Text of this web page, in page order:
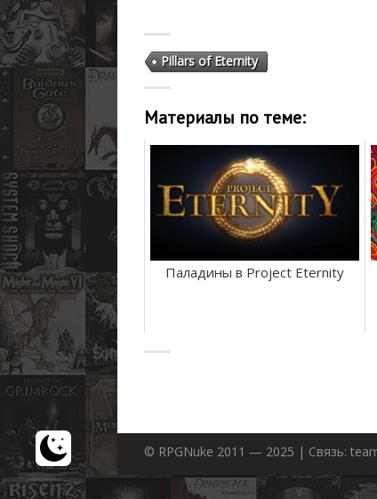
Pillars of Eternity
Материалы по теме:
Паладины в Project Eternity
© RPGNuke 2011 — 2025 | Связь: